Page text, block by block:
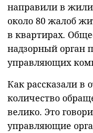
направили в
около 80 жалоб
в квартирах.
надзорный орган
управляющих
Как рассказали в
количество
велико. Это
управляющие